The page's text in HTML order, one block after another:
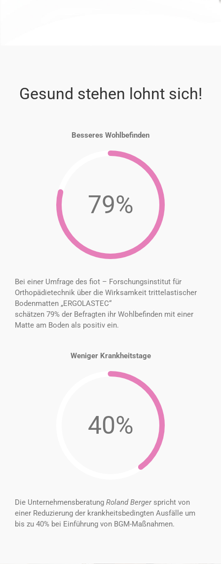
Gesund stehen lohnt sich!
Besseres Wohlbefinden
79%
Bei einer Umfrage des fiot – Forschungsinstitut für
Orthopädietechnik über die Wirksamkeit trittelastischer
Bodenmatten „ERGOLASTEC“
schätzen 79% der Befragten ihr Wohlbefinden mit einer
Matte am Boden als positiv ein.
Weniger Krankheitstage
40%
Die Unternehmensberatung Roland Bergerspricht von
einer Reduzierung der krankheitsbedingten Ausfälle um
bis zu 40% bei Einführung von BGM-Maßnahmen.